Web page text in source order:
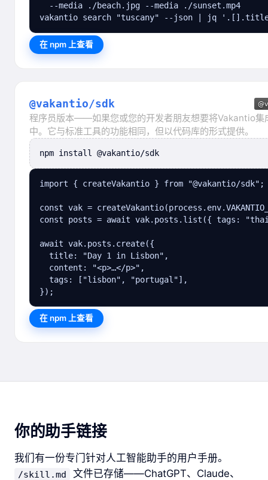
  --media ./beach.jpg --media ./sunset.mp4
vakantio search "tuscany" --json | jq
在 npm 上查看
@vakantio/sdk
程序员版本——如果您或您的开发者朋友想要将Vakantio集
中。它与标准工具的功能相同，但以代码库的形式提供。
npm install @vakantio/sdk
import { createVakantio } from "@vakantio/sdk";
const vak =
const posts = await vak.posts.list({ tags:
await vak.posts.create({
  title: "Day 1 in Lisbon",
  content: "<p>…</p>",
  tags: ["lisbon", "portugal"],
});
在 npm 上查看
你的助手链接
我们有一份专门针对人工智能助手的用户手册。
/skill.md
文件已存储——ChatGPT、Claude、